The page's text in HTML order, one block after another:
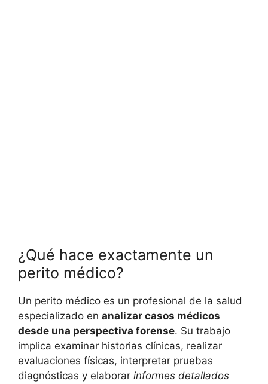
¿Qué hace exactamente un
perito médico?
Un perito médico es un profesional de la salud
especializado en analizar casos médicos
desde una perspectiva forense. Su trabajo
implica examinar historias clínicas, realizar
evaluaciones físicas, interpretar pruebas
diagnósticas y elaborar informes detallados